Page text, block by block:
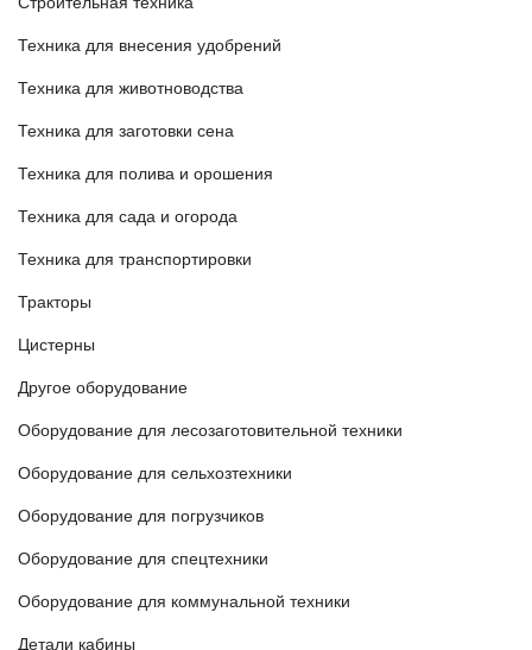
Техника для внесения удобрений
Техника для животноводства
Техника для заготовки сена
Техника для полива и орошения
Техника для сада и огорода
Техника для транспортировки
Тракторы
Цистерны
Другое оборудование
Оборудование для лесозаготовительной техники
Оборудование для сельхозтехники
Оборудование для погрузчиков
Оборудование для спецтехники
Оборудование для коммунальной техники
Детали кабины